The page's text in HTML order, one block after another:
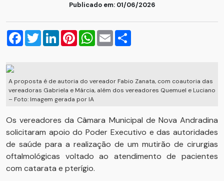
Publicado em: 01/06/2026
Facebook
TwitterLinkedInPinterestWhatsApp
Email
A proposta é de autoria do vereador Fabio Zanata, com coautoria das
vereadoras Gabriela e Márcia, além dos vereadores Quemuel e Luciano
– Foto: Imagem gerada por IA
Os vereadores da Câmara Municipal de Nova Andradina
solicitaram apoio do Poder Executivo e das autoridades
de saúde para a realização de um mutirão de cirurgias
oftalmológicas voltado ao atendimento de pacientes
com catarata e pterígio.